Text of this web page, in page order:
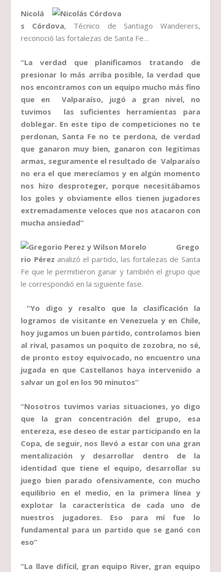
Nicolá
s Córdova, Técnico de Santiago Wanderers,
reconoció las fortalezas de Santa Fe…
“La verdad que planificamos tratando de
presionar lo más arriba posible, la verdad que
nos encontramos con un equipo mucho más fino
que en Valparaíso, jugó a gran nivel, no
tuvimos las suficientes herramientas para
doblegar. En este tipo de competiciones no te
perdonan, Santa Fe no te perdona, de verdad
que ganaron muy bien, ganaron con legitimas
armas, seguramente el resultado de Valparaíso
no era el que merecíamos y en algún momento
nos hizo desproteger, porque necesitábamos
los goles y obviamente ellos tienen jugadores
extremadamente veloces que nos atacaron con
mucha ansiedad”
Grego
rio Pérez analizó el partido, las fortalezas de Santa
Fe que le permitieron ganar y también el grupo que
le correspondió en la siguiente fase.
“Yo digo y resalto que la clasificación la
logramos de visitante en Venezuela y en Chile,
hoy jugamos un buen partido, controlamos bien
al rival, pasamos un poquito de zozobra, no sé,
de pronto estoy equivocado, no encuentro una
jugada en que Castellanos haya intervenido a
salvar un gol en los 90 minutos”
“Nosotros tuvimos varias situaciones, yo digo
que la gran concentración del grupo, esa
entereza, ese deseo de estar participando en la
Copa, de seguir, nos llevó a estar con una gran
mentalización y desarrollar dentro de la
identidad que tiene el equipo, desarrollar su
juego bien parado ofensivamente, con mucho
equilibrio en el medio, en la primera línea y
explotar la característica de cada uno de
nuestros jugadores. Eso para mí fue lo
fundamental para un partido que se ganó con
eso”
“La llave difícil, gran equipo River, gran equipo